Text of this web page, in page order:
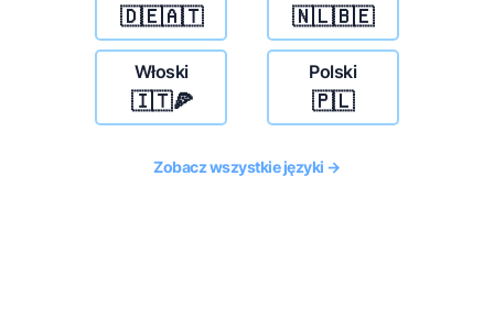
🇩🇪🇦🇹 🇳🇱🇧🇪
Włoski
🇮🇹🍕
Polski
🇵🇱
Zobacz wszystkie języki →